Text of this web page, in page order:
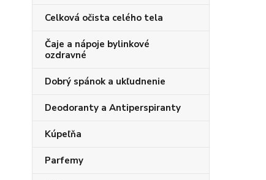
Celková očista celého tela
Čaje a nápoje bylinkové
ozdravné
Dobrý spánok a ukľudnenie
Deodoranty a Antiperspiranty
Kúpeľňa
Parfemy